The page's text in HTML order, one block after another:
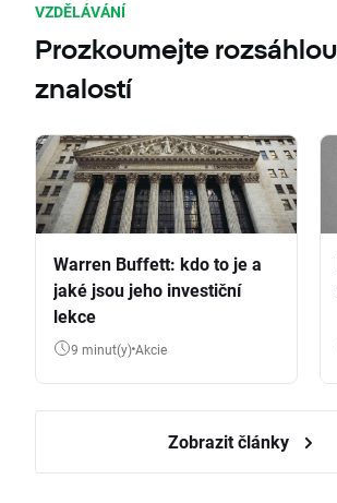
VZDĚLÁVÁNÍ
Prozkoumejte
znalostí
Warren Buffett: kdo to je a
jaké jsou jeho investiční
lekce
9 minut(y) Akcie
Zobrazit články